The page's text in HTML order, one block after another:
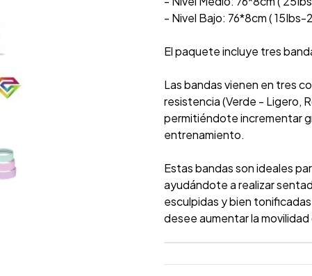
- Nivel Bajo: 76*8cm (
El paquete incluye tres
Las bandas vienen en tres
resistencia (Verde - Ligero,
permitiéndote incrementar
entrenamiento.
Estas bandas son ideales
ayudándote a realizar
esculpidas y bien
desee aumentar la